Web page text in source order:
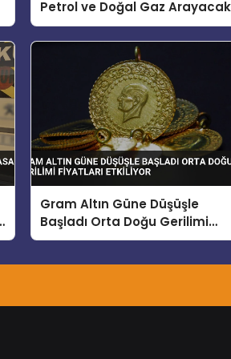
Petrol ve Doğal Gaz Arayacak
Gram Altın Güne Düşüşle
Başladı Orta Doğu Gerilimi
Fiyatları Etkiliyor